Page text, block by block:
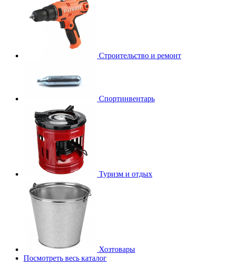
Строительство и ремонт
Спортинвентарь
Туризм и отдых
Хозтовары
Посмотреть весь каталог